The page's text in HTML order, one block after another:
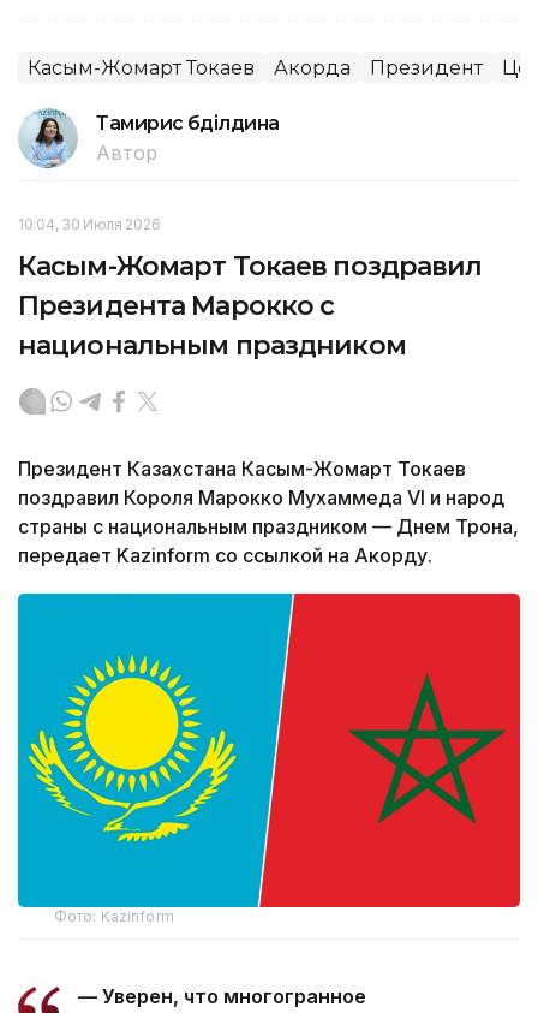
Касым-Жомарт Токаев Акорда Президент
Тамирис Әбділдина
Автор
10:04, 30 Июля 2026
Касым-Жомарт Токаев поздравил
Президента Марокко с
национальным праздником
Президент Казахстана Касым-Жомарт Токаев
поздравил Короля Марокко Мухаммеда VI и народ
страны с национальным праздником — Днем Трона,
передает Kazinform со ссылкой на Акорду.
Фото: Kazinform
— Уверен, что многогранное